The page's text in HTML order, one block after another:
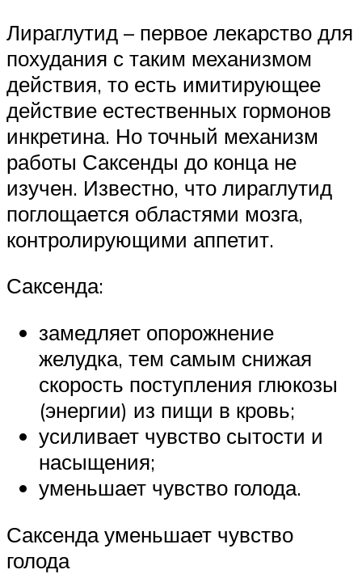
Лираглутид – первое лекарство для
похудания с таким механизмом
действия, то есть имитирующее
действие естественных гормонов
инкретина. Но точный механизм
работы Саксенды до конца не
изучен. Известно, что лираглутид
поглощается областями мозга,
контролирующими аппетит.
Саксенда:
замедляет опорожнение
желудка, тем самым снижая
скорость поступления глюкозы
(энергии) из пищи в кровь;
усиливает чувство сытости и
насыщения;
уменьшает чувство голода.
Саксенда уменьшает чувство
голода